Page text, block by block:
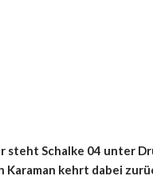
steht Schalke 04 unter
Karaman kehrt dabei